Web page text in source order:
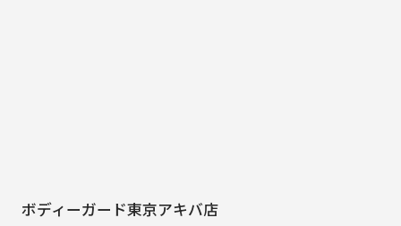
ボディーガード東京アキバ店